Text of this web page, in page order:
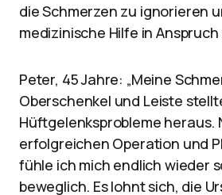
die Schmerzen zu ignorieren
medizinische Hilfe in Anspruch
Peter, 45 Jahre: „Meine
Oberschenkel und Leiste
Hüftgelenksprobleme heraus.
erfolgreichen Operation und
fühle ich mich endlich wieder
beweglich. Es lohnt sich, die